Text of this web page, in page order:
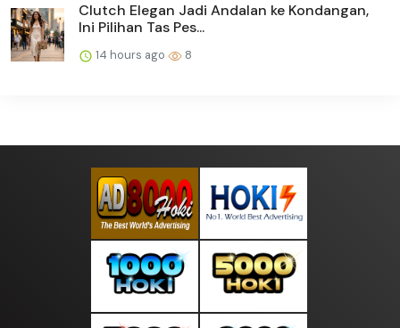
Clutch Elegan Jadi Andalan ke Kondangan,
Ini Pilihan Tas Pes...
14 hours ago 8